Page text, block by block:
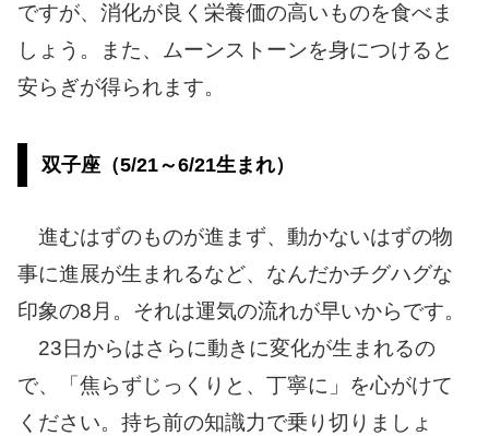
ですが、消化が良く栄養価の高いものを食べま
しょう。また、ムーンストーンを身につけると
安らぎが得られます。
双子座（5/21～6/21生まれ）
進むはずのものが進まず、動かないはずの物
事に進展が生まれるなど、なんだかチグハグな
印象の8月。それは運気の流れが早いからです。
23日からはさらに動きに変化が生まれるの
で、「焦らずじっくりと、丁寧に」を心がけて
ください。持ち前の知識力で乗り切りましょ